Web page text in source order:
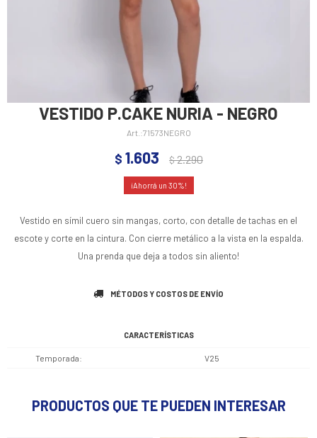
VESTIDO P.CAKE NURIA - NEGRO
71573NEGRO
$ 1.603 $2.290
30
Vestido en símil cuero sin mangas, corto, con detalle de tachas en el
escote y corte en la cintura. Con cierre metálico a la vista en la espalda.
Una prenda que deja a todos sin aliento!
MÉTODOS Y COSTOS DE ENVÍO
CARACTERÍSTICAS
Temporada V25
PRODUCTOS QUE TE PUEDEN INTERESAR